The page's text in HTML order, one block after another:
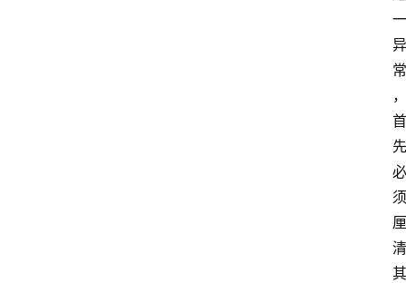
一
异
常
，
首
先
必
须
厘
清
其